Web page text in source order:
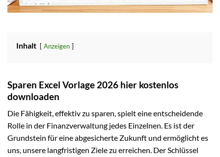
Inhalt Anzeigen
Sparen Excel Vorlage 2026 hier kostenlos
downloaden
Die Fähigkeit, effektiv zu sparen, spielt eine entscheidende
Rolle in der Finanzverwaltung jedes Einzelnen. Es ist der
Grundstein für eine abgesicherte Zukunft und ermöglicht es
uns, unsere langfristigen Ziele zu erreichen. Der Schlüssel